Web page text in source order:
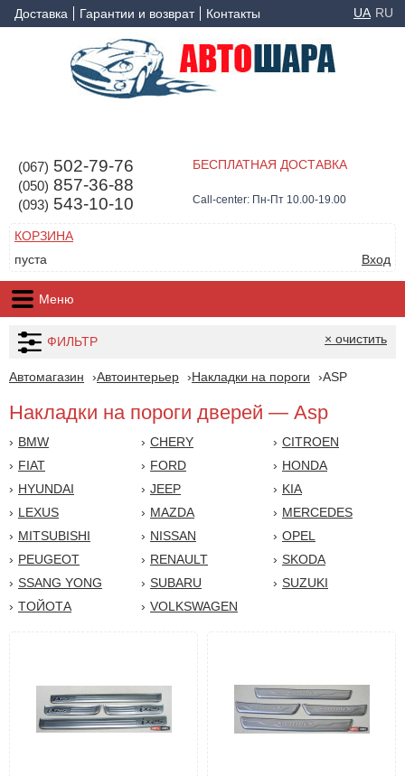
Доставка Гарантии и возврат Контакты UA RU
(067) 502-79-76
(050) 857-36-88
(093) 543-10-10
БЕСПЛАТНАЯ ДОСТАВКА
Call-center: Пн-Пт 10.00-19.00
КОРЗИНА
пуста
Вход
Меню
ФИЛЬТР × очистить
Автомагазин Автоинтерьер Накладки на пороги ASP
Накладки на пороги дверей — Asp
BMW CHERY
CITROEN
FIAT
FORD
HONDA
HYUNDAI
JEEP
KIA
LEXUS
MAZDA
MERCEDES
MITSUBISHI
NISSAN
OPEL
PEUGEOT
RENAULT
SKODA
SSANG YONG
SUBARU
SUZUKI
TОЙОТА
VOLKSWAGEN